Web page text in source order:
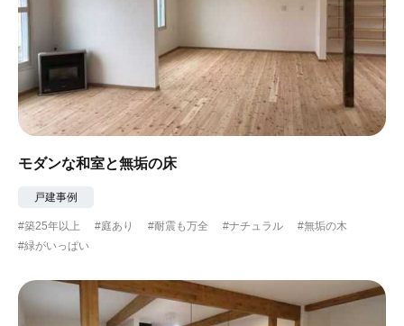
#自転車収納 #作り付けの家具 #あえて古材
#黒板 #無垢の木 #タイル #壁一面本棚
#ヘリンボーン床
#ふたり暮らし
#スローライフ #自宅で仕事 #ペットと暮らす
#眺望最高 #水辺の住まい #緑がいっぱい
モダンな和室と無垢の床
戸建事例
#築25年以上 #庭あり #耐震も万全 #ナチュラル
#無垢の木
#緑がいっぱい